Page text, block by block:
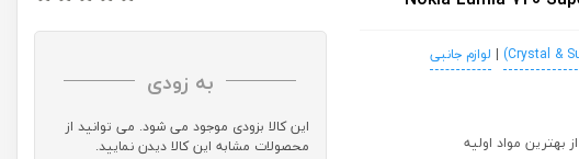
| لوازم جانبی
به زودی
این کالا بزودی موجود می شود. می توانید از
محصولات مشابه این کالا دیدن نمایید.